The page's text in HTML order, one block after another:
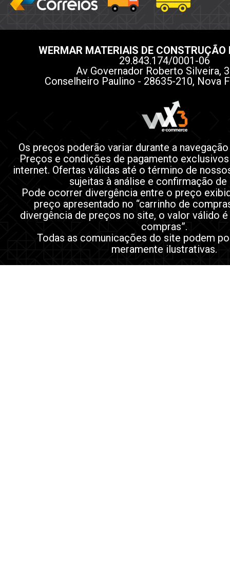
WERMAR MATERIAIS DE CONSTRUÇÃO
29.843.174/0001-06
Av Governador Roberto Silveira,
Conselheiro Paulino - 28635-210, Nova
Os preços poderão variar durante a
Preços e condições de pagamento
internet. Ofertas válidas até o término de
sujeitas à análise e confirmação de
Pode ocorrer divergência entre o preço
preço apresentado no “carrinho de
divergência de preços no site, o valor válido é
compras”.
Todas as comunicações do site podem
meramente ilustrativas.